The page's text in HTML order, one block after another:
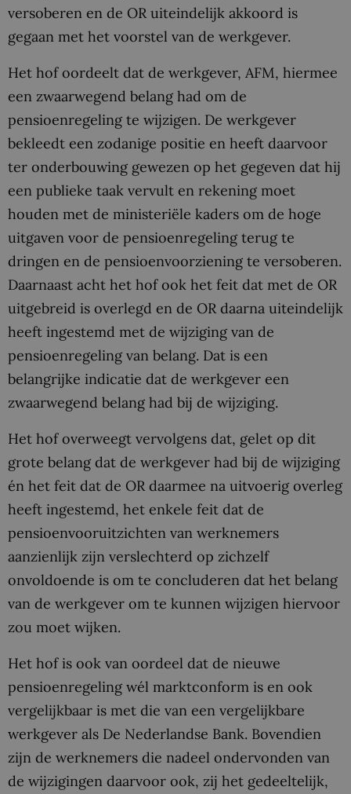
versoberen en de OR uiteindelijk akkoord is
gegaan met het voorstel van de werkgever.
Het hof oordeelt dat de werkgever, AFM, hiermee
een zwaarwegend belang had om de
pensioenregeling te wijzigen. De werkgever
bekleedt een zodanige positie en heeft daarvoor
ter onderbouwing gewezen op het gegeven dat hij
een publieke taak vervult en rekening moet
houden met de ministeriële kaders om de hoge
uitgaven voor de pensioenregeling terug te
dringen en de pensioenvoorziening te versoberen.
Daarnaast acht het hof ook het feit dat met de OR
uitgebreid is overlegd en de OR daarna uiteindelijk
heeft ingestemd met de wijziging van de
pensioenregeling van belang. Dat is een
belangrijke indicatie dat de werkgever een
zwaarwegend belang had bij de wijziging.
Het hof overweegt vervolgens dat, gelet op dit
grote belang dat de werkgever had bij de wijziging
én het feit dat de OR daarmee na uitvoerig overleg
heeft ingestemd, het enkele feit dat de
pensioenvooruitzichten van werknemers
aanzienlijk zijn verslechterd op zichzelf
onvoldoende is om te concluderen dat het belang
van de werkgever om te kunnen wijzigen hiervoor
zou moet wijken.
Het hof is ook van oordeel dat de nieuwe
pensioenregeling wél marktconform is en ook
vergelijkbaar is met die van een vergelijkbare
werkgever als De Nederlandse Bank. Bovendien
zijn de werknemers die nadeel ondervonden van
de wijzigingen daarvoor ook, zij het gedeeltelijk,